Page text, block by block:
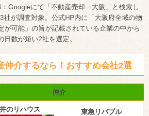
：Googleにて「不動産売却 大阪」と検索し
社が調査対象。公式HP内に「大阪府全域の物
が可能」の旨が記載されている企業の中から
日数が短い2社を選定。
仲介するなら！おすすめ会社2選
仲介
のリハウス 東急リバブル